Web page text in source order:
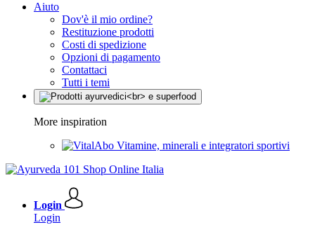
Aiuto
Dov'è il mio ordine?
Restituzione prodotti
Costi di spedizione
Opzioni di pagamento
Contattaci
Tutti i temi
More inspiration
Vitamine, minerali e integratori sportivi
Login
Login